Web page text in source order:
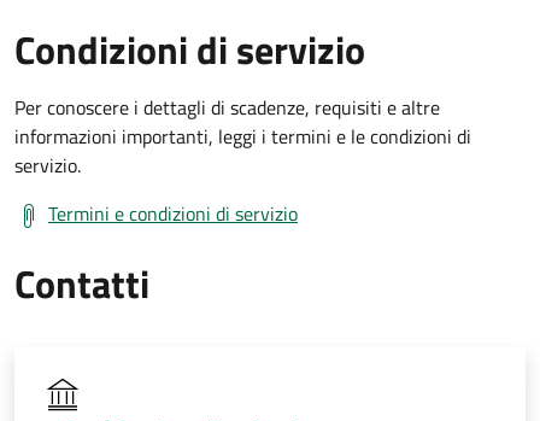
Condizioni di servizio
Per conoscere i dettagli di scadenze, requisiti e altre
informazioni importanti, leggi i termini e le condizioni di
servizio.
Termini e condizioni di servizio
Contatti